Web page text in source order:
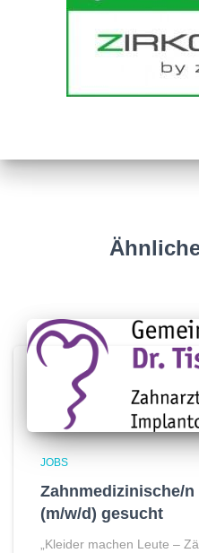
JOBS
Zahnmedizinische/
(m/w/d) gesucht
„Kleider machen Leute –